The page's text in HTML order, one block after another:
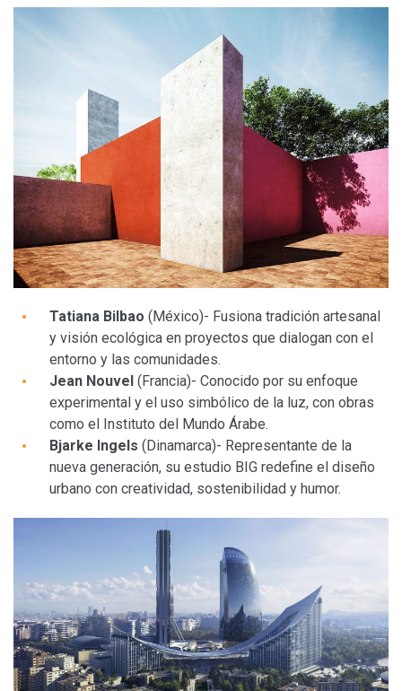
Tatiana Bilbao (México)- Fusiona tradición artesanal
y visión ecológica en proyectos que dialogan con el
entorno y las comunidades.
Jean Nouvel (Francia)- Conocido por su enfoque
experimental y el uso simbólico de la luz, con obras
como el Instituto del Mundo Árabe.
Bjarke Ingels (Dinamarca)- Representante de la
nueva generación, su estudio BIG redefine el diseño
urbano con creatividad, sostenibilidad y humor.